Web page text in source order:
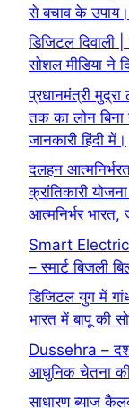
से बचाव के उपाय।
डिजिटल
सोशल मीडिया ने
प्रधानमंत्री
तक का लोन बिना
जानकारी हिंदी में।
दलहन
क्रांतिकारी
आत्मनिर्भर भारत,
Smart
– स्मार्ट बिजली
डिजिटल युग में
भारत में बापू की
Dussehra –
आधुनिक चेतना
साधारण ब्याज